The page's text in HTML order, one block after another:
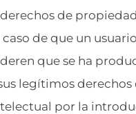
de
caso de que un
que se ha
legítimos derechos
por la